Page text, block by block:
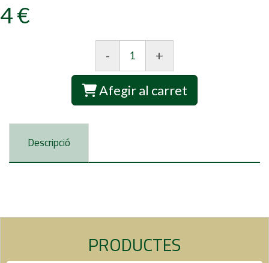
4 €
- +
Afegir al carret
Descripció
PRODUCTES